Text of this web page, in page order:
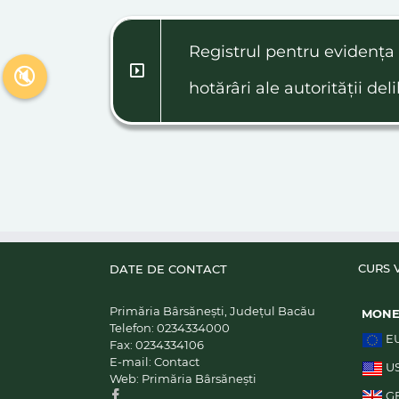
Registrul pentru
hotărâri ale autorității
DATE DE CONTACT
Primăria Bârsănești, Județul Bacău
Telefon: 0234334000
Fax: 0234334106
E-mail: Contact
Web: Primăria Bârsănești
CURS
🔇